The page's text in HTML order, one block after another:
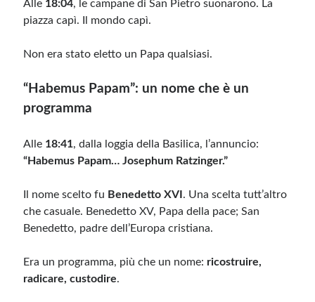
Alle 18:04, le campane di San Pietro suonarono. La
piazza capì. Il mondo capì.
Non era stato eletto un Papa qualsiasi.
“Habemus Papam”: un nome che è un
programma
Alle 18:41, dalla loggia della Basilica, l’annuncio:
“Habemus Papam… Josephum Ratzinger.”
Il nome scelto fu Benedetto XVI . Una scelta tutt’altro
che casuale. Benedetto XV, Papa della pace; San
Benedetto, padre dell’Europa cristiana.
Era un programma, più che un nome: ricostruire,
radicare, custodire.